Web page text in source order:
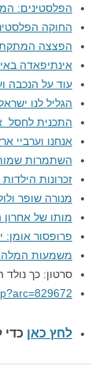
הפלסטינים:
החוקה
הפצצה
אינתיפאדה
עוד על הנכבה
הגליל לנו
התכנית לחסל
אנחנו וערביי
השתמרות
זכרונות
מנורה שופר
מותו של אחרון
פרופסור אומן:
משמעות המלה
סרטון: כך
לחץ כאן